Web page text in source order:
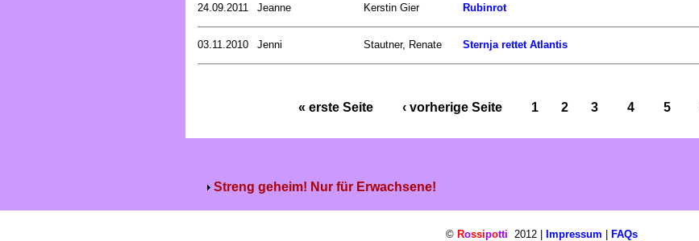
24.09.2011 Jeanne Kerstin Gier Rubinrot
03.11.2010 Jenni Stautner, Renate Sternja rettet Atlantis
« erste Seite ‹ vorherige Seite 1 2 3 4 5
Streng geheim! Nur für Erwachsene!
© Rossipotti 2012 | Impressum | FAQs